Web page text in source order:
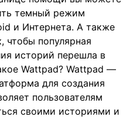
темный режим
и Интернета. А также
чтобы популярная
историй перешла в
Wattpad? Wattpad —
для создания
пользователям
своими историями и